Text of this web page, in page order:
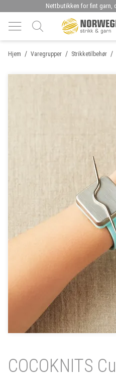
Nettbutikken for fint garn,
/
Hjem /
Varegrupper /
Strikketilbehør
COCOKNITS